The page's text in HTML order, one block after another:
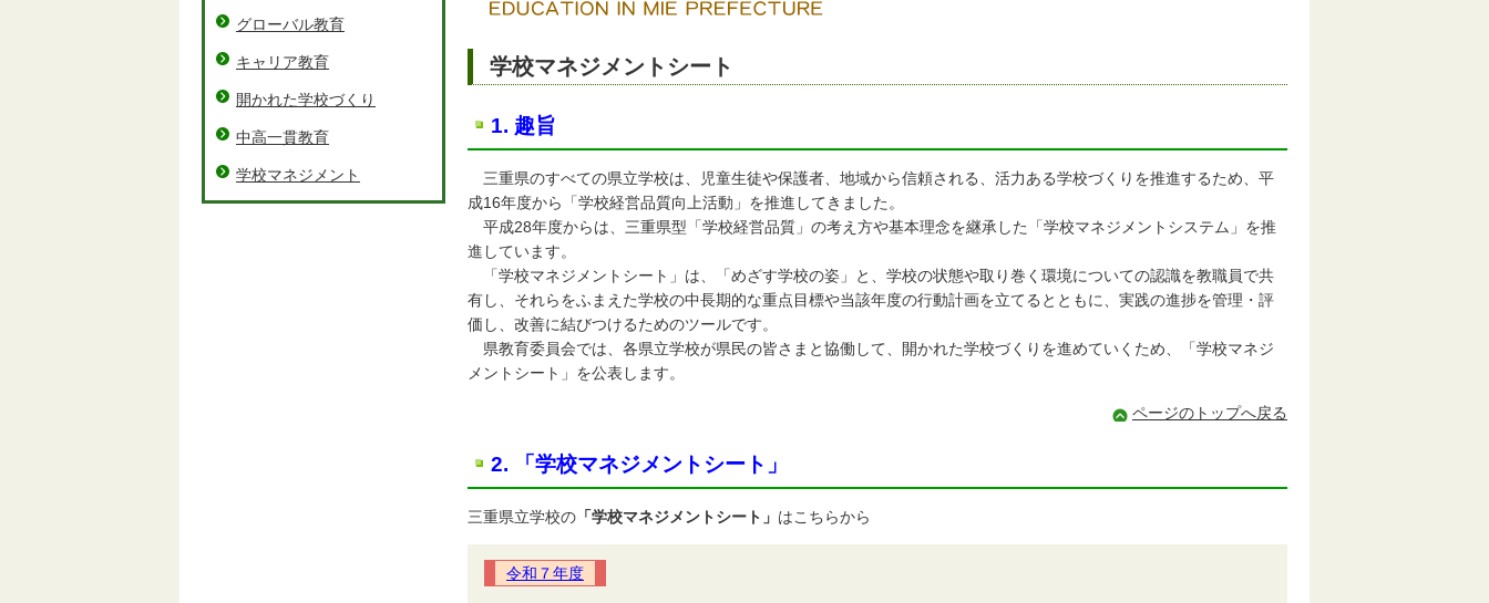
学校マネジメントシート
1. 趣旨
三重県のすべての県立学校は、児童生徒や保護者、地域から信頼される、活力ある学校づくりを推進するため、平
成16年度から「学校経営品質向上活動」を推進してきました。
平成28年度からは、三重県型「学校経営品質」の考え方や基本理念を継承した「学校マネジメントシステム」を推
進しています。
「学校マネジメントシート」は、「めざす学校の姿」と、学校の状態や取り巻く環境についての認識を教職員で共
有し、それらをふまえた学校の中長期的な重点目標や当該年度の行動計画を立てるとともに、実践の進捗を管理・評
価し、改善に結びつけるためのツールです。
県教育委員会では、各県立学校が県民の皆さまと協働して、開かれた学校づくりを進めていくため、「学校マネジ
メントシート」を公表します。
ページのトップへ戻る
2. 「学校マネジメントシート」
三重県立学校の 「学校マネジメントシート」 はこちらから
令和７年度
グローバル教育
キャリア教育
開かれた学校づくり
中高一貫教育
学校マネジメント